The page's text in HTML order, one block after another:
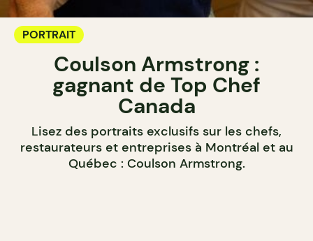
PORTRAIT
Coulson Armstrong :
gagnant de Top Chef
Canada
Lisez des portraits exclusifs sur les chefs,
restaurateurs et entreprises à Montréal et au
Québec : Coulson Armstrong.